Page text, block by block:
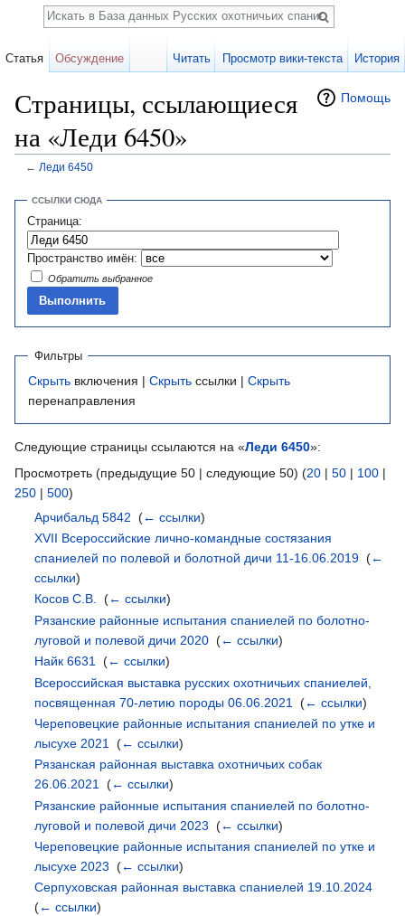
Помощь
Страницы, ссылающиеся
на «Леди 6450»
← Леди 6450
ССЫЛКИ СЮДА
Страница:
Пространство имён:
Обратить выбранное
Фильтры
Скрыть включения | Скрыть ссылки | Скрыть
перенаправления
Следующие страницы ссылаются на «Леди 6450»:
Просмотреть (предыдущие 50 | следующие 50) (20 | 50 | 100 |
250 | 500)
Арчибальд 5842 ‎(← ссылки)
XVII Всероссийские лично-командные состязания
спаниелей по полевой и болотной дичи 11-16.06.2019 ‎(←
ссылки)
Косов С.В. ‎(← ссылки)
Рязанские районные испытания спаниелей по болотно-
луговой и полевой дичи 2020 ‎(← ссылки)
Найк 6631
‎(← ссылки)
Всероссийская выставка русских охотничьих спаниелей,
посвященная 70-летию породы 06.06.2021
‎(← ссылки)
Череповецкие районные испытания спаниелей по утке и
лысухе 2021
‎(← ссылки)
Рязанская районная выставка охотничьих собак
26.06.2021 ‎(← ссылки)
Рязанские районные испытания спаниелей по болотно-
луговой и полевой дичи 2023 ‎(← ссылки)
Череповецкие районные испытания спаниелей по утке и
лысухе 2023 ‎(← ссылки)
Серпуховская районная выставка спаниелей 19.10.2024
(← ссылки)
Статья Обсуждение Читать Просмотр вики-текста История
Поиск